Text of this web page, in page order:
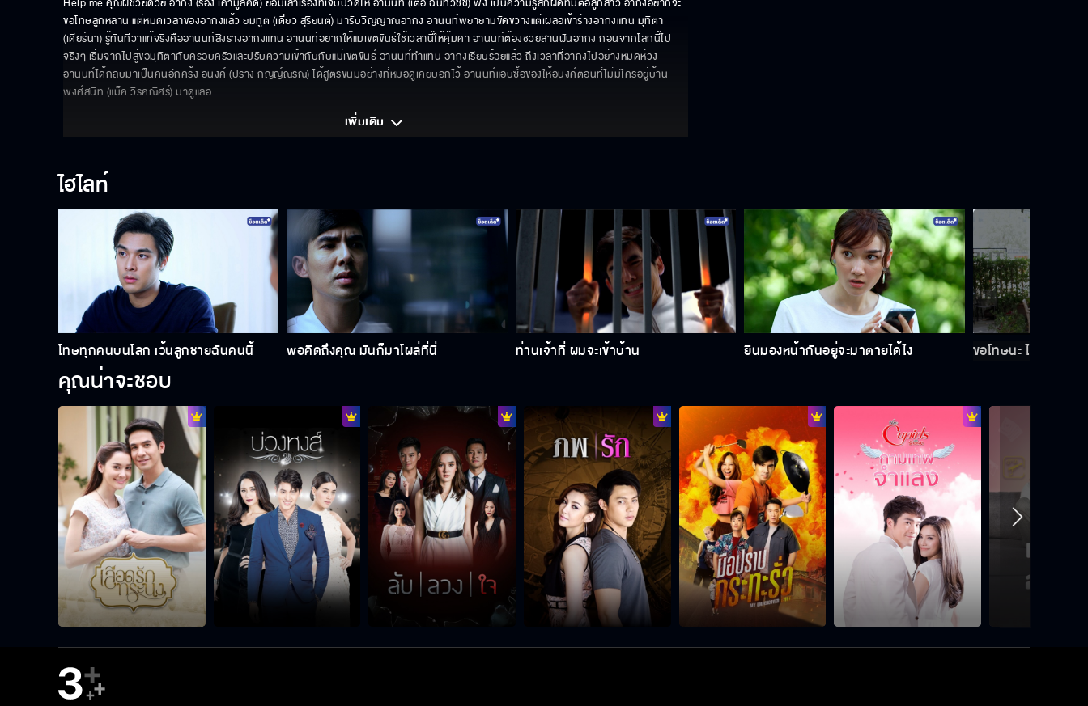
อกตัญญู ให้ป๊าตายจะได้มรดก
เบ้ปาก ชาติหน้าปากเบี้ยวเลยนะ
มาคุเนอะ รถไฟชนกัน
พอเป็นคน มันก็ไม่มีตังค์ไง
มาขึ้นคร่อมฉันทำไม
Help me คุณผีช่วยด้วย อากง (รอง เค้ามูลคดี) ยอมเล่าเรื่องที่เจ็บปวดให้ อานนท์ (เต๋อ ฉันทวิชช์) ฟัง เป็นความรู้สึกผิดที่มีต่อลูกสาว อากงอยากจะ
ขอโทษลูกหลาน แต่หมดเวลาของอากงแล้ว ยมทูต (เดี่ยว สุริยนต์) มารับวิญญาณอากง อานนท์พยายามขัดขวางแต่เผลอเข้าร่างอากงแทน มุทิตา
(เดียร์น่า) รู้ทันทีว่าแท้จริงคืออานนท์สิงร่างอากงแทน อานนท์อยากให้แม่เขตขันธ์ใช้เวลานี้ให้คุ้มค่า อานนท์ต้องช่วยสานฝันอากง ก่อนจากโลกนี้ไป
จริงๆ เริ่มจากไปสู่ขอมุทิตากับครอบครัวและปรับความเข้ากับกับแม่เขตขันธ์ อานนท์ทำแทน อากงเรียบร้อยแล้ว ถึงเวลาที่อากงไปอย่างหมดห่วง
อานนท์ได้กลับมาเป็นคนอีกครั้ง อนงค์ (ปราง กัญญ์ณรัณ) ได้สูตรขนมอย่างที่หมอดูเคยบอกไว้ อานนท์แอบซื้อของให้อนงค์ตอนที่ไม่มีใครอยู่บ้าน
พงศ์สนิท (แม็ค วีรคณิศร์) มาดูแลอ...
เพิ่มเติม
ไฮไลท์
โทษทุกคนบนโลก เว้นลูกชายฉันคนนี้ พอคิดถึงคุณ มันก็มาโผล่ที่นี่ ท่านเจ้าที่ ผมจะเข้าบ้าน ยืนมองหน้ากันอยู่จะมาตายได้ไง ขอโทษนะ ไม่มีทางเลื
คุณน่าจะชอบ